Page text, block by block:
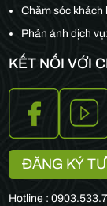
Chăm sóc
Phản ánh dịch
KẾT NỐI VỚI
ĐĂNG KÝ
Hotline :